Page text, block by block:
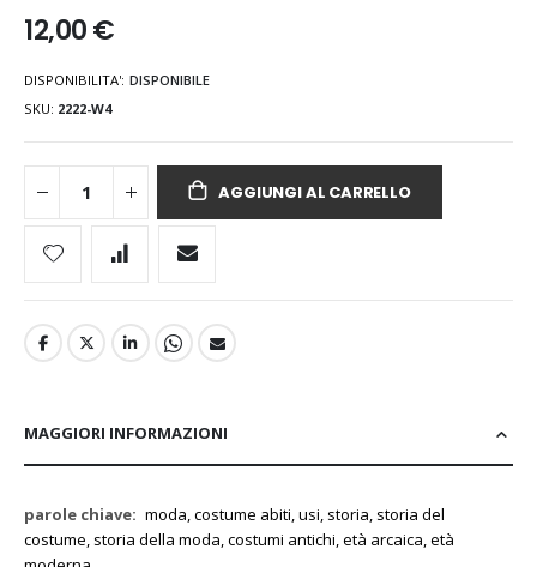
12,00 €
DISPONIBILITA': DISPONIBILE
SKU 2222-W4
AGGIUNGI AL CARRELLO
MAGGIORI INFORMAZIONI
Maggiori
Informazioni
moda, costume abiti, usi, storia, storia del
costume, storia della moda, costumi antichi, età arcaica, età